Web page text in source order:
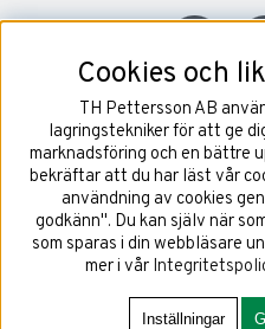
©2026
Cookies och
TH Pettersson AB
lagringstekniker för att ge
marknadsföring och en bättre
bekräftar att du har läst vår
användning av cookies
godkänn". Du kan själv när
som sparas i din webbläsare
mer i vår
Inställningar